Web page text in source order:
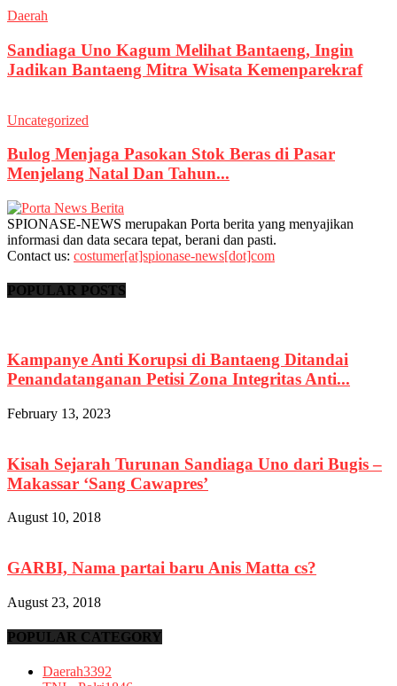
Daerah
Sandiaga Uno Kagum Melihat Bantaeng, Ingin
Jadikan Bantaeng Mitra Wisata Kemenparekraf
Uncategorized
Bulog Menjaga Pasokan Stok Beras di Pasar
Menjelang Natal Dan Tahun...
SPIONASE-NEWS merupakan Porta berita yang menyajikan
informasi dan data secara tepat, berani dan pasti.
Contact us: costumer[at]spionase-news[dot]com
POPULAR POSTS
Kampanye Anti Korupsi di Bantaeng Ditandai
Penandatanganan Petisi Zona Integritas Anti...
February 13, 2023
Kisah Sejarah Turunan Sandiaga Uno dari Bugis –
Makassar ‘Sang Cawapres’
August 10, 2018
GARBI, Nama partai baru Anis Matta cs?
August 23, 2018
POPULAR CATEGORY
Daerah3392